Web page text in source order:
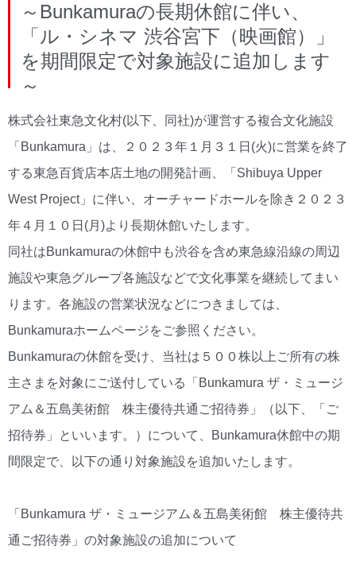
～Bunkamuraの長期休館に伴い、
「ル・シネマ 渋谷宮下（映画館）」
を期間限定で対象施設に追加します
～
株式会社東急文化村(以下、同社)が運営する複合文化施設
「Bunkamura」は、２０２３年１月３１日(火)に営業を終了
する東急百貨店本店土地の開発計画、「Shibuya Upper
West Project」に伴い、オーチャードホールを除き２０２３
年４月１０日(月)より長期休館いたします。
同社はBunkamuraの休館中も渋谷を含め東急線沿線の周辺
施設や東急グループ各施設などで文化事業を継続してまい
ります。各施設の営業状況などにつきましては、
Bunkamuraホームページをご参照ください。
Bunkamuraの休館を受け、当社は５００株以上ご所有の株
主さまを対象にご送付している「Bunkamura ザ・ミュージ
アム＆五島美術館 株主優待共通ご招待券」（以下、「ご
招待券」といいます。）について、Bunkamura休館中の期
間限定で、以下の通り対象施設を追加いたします。
「Bunkamura ザ・ミュージアム＆五島美術館 株主優待共
通ご招待券」の対象施設の追加について